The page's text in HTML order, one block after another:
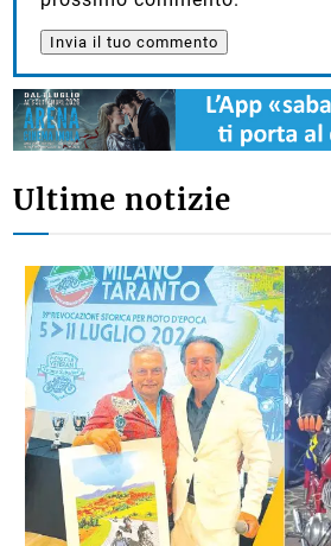
Ultime notizie